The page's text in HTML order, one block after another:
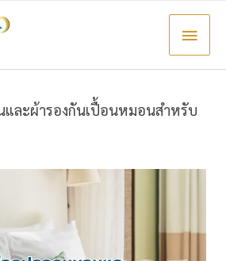
Main
Menu
และผ้ารองกันเปื้อนหมอนสำหรับ